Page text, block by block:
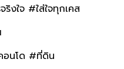
งใจ #ใส่ใจทุกเคส
อนโด #ที่ดิน